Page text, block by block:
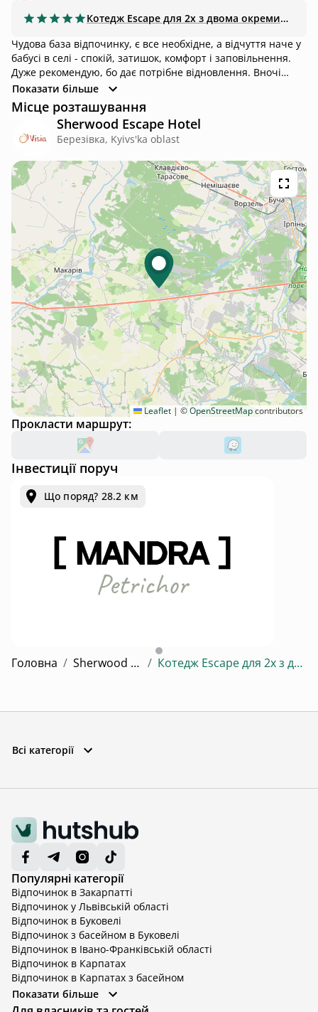
Котедж Escape для 2х з двома окремими ліжками
Чудова база відпочинку, є все необхідне, а відчуття наче у
бабусі в селі - спокій, затишок, комфорт і заповільнення.
Дуже рекомендую, бо дає потрібне відновлення. Вночі
видно багато зірок, вранці співають пташки, можна
дивитись захід і схід сонця. Адміністрація турботлива, теж
велика вдячність :) Зберегли локацію на майбутнє, щоб
100% вернутись ще!
Показати більше
Місце розташування
Sherwood Escape Hotel
Березівка, Kyivs'ka oblast
Leaflet | ©OpenStreetMapcontributors
Прокласти маршрут:
Інвестиції поруч
Що поряд? 28.2 км
Головна / Sherwood Escape Hotel / Котедж Escape для 2х з двома окремими ліжками
Всі категорії
Популярні категорії
Відпочинок в Закарпатті
Відпочинок у Львівській області
Відпочинок в Буковелі
Відпочинок з басейном в Буковелі
Відпочинок в Івано-Франківській області
Відпочинок в Карпатах
Відпочинок в Карпатах з басейном
Відпочинок в Київській області
Відпочинок в Київській області з басейном
Показати більше